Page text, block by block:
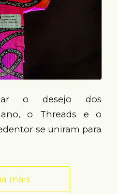
o desejo dos
ano, o Threads e o
se uniram para
mais